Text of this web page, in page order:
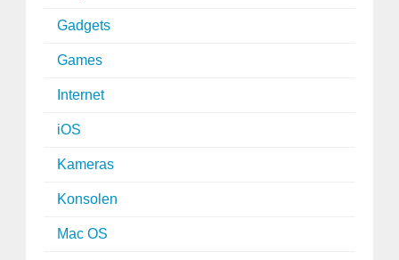
Gadgets
Games
Internet
iOS
Kameras
Konsolen
Mac OS